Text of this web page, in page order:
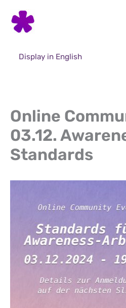
content
Display in English
Online
03.12.
Standards